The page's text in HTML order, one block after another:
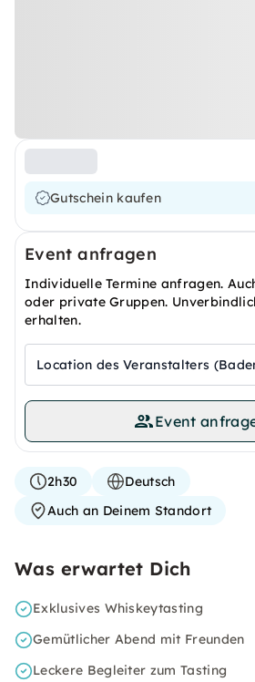
Gutschein kaufen
Event anfragen
Individuelle Termine anfragen.
oder private Gruppen.
erhalten.
Location des Veranstalters
Event
2h30
Deutsch
Auch an Deinem Standort
Was erwartet Dich
Exklusives Whiskeytasting
Gemütlicher Abend mit Freunden
Leckere Begleiter zum Tasting